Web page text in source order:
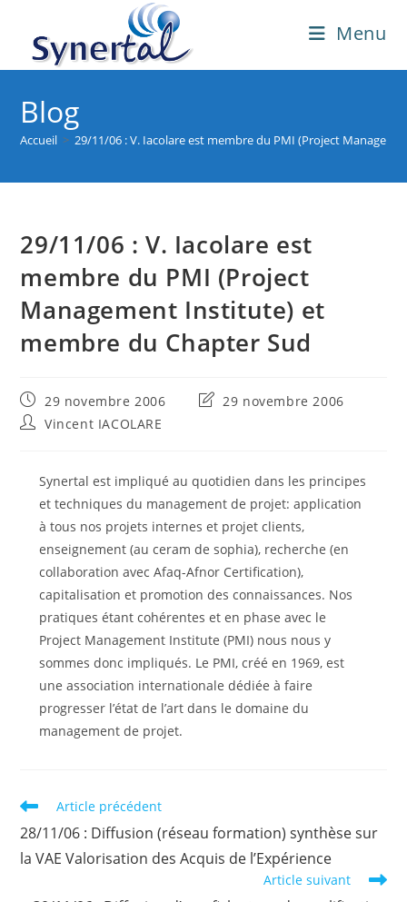
content
Menu
Blog
Accueil > 29/11/06 : V. Iacolare est membre du PMI (Project
29/11/06 : V. Iacolare est
membre du PMI (Project
Management Institute) et
membre du Chapter Sud
Publication
publiée :
29 novembre 2006
Dernière
29 novembre 2006
Auteur/autrice
publication :
Vincent IACOLARE
Synertal est impliqué au quotidien dans les principes
et techniques du management de projet: application
à tous nos projets internes et projet clients,
enseignement (au ceram de sophia), recherche (en
collaboration avec Afaq-Afnor Certification),
capitalisation et promotion des connaissances. Nos
pratiques étant cohérentes et en phase avec le
Project Management Institute (PMI) nous nous y
sommes donc impliqués. Le PMI, créé en 1969, est
une association internationale dédiée à faire
progresser l’état de l’art dans le domaine du
management de projet.
Read
articles
Article précédent
28/11/06 : Diffusion (réseau formation) synthèse sur
la VAE Valorisation des Acquis de l’Expérience
Article suivant